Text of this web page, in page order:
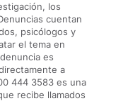
los
cuentan
psicólogos y
el tema en
es
a
444 3583 es una
recibe llamados